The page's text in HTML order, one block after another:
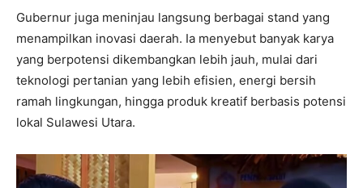
Gubernur juga meninjau langsung berbagai stand yang
menampilkan inovasi daerah. Ia menyebut banyak karya
yang berpotensi dikembangkan lebih jauh, mulai dari
teknologi pertanian yang lebih efisien, energi bersih
ramah lingkungan, hingga produk kreatif berbasis potensi
lokal Sulawesi Utara.